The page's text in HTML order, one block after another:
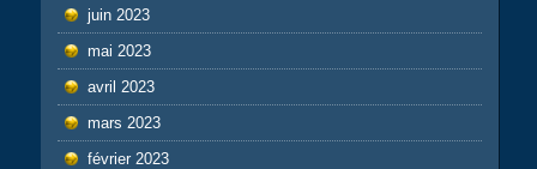
juin 2023
mai 2023
avril 2023
mars 2023
février 2023